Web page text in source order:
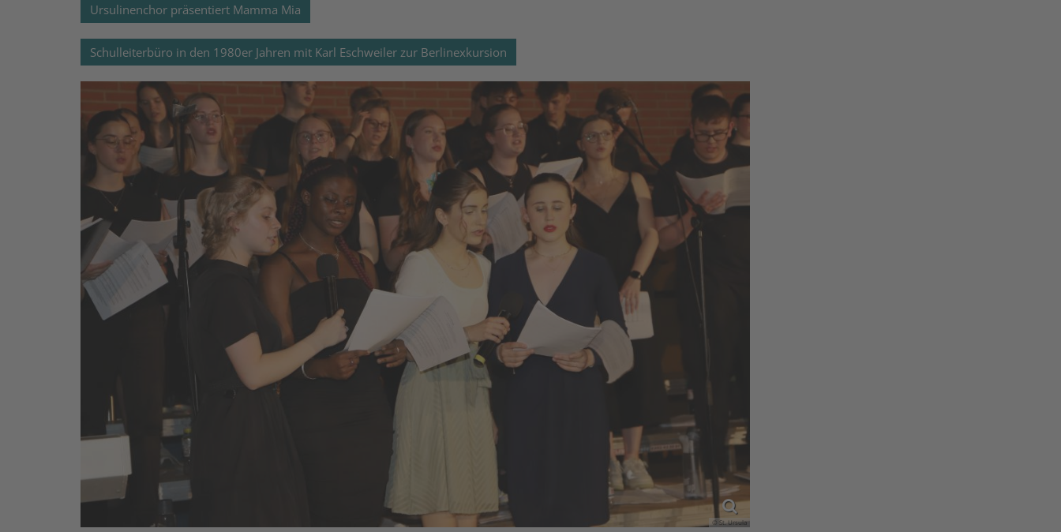
Ursulinenchor präsentiert Mamma Mia
Schulleiterbüro in den 1980er Jahren mit Karl Eschweiler zur Berlinexkursion
© St. Ursula